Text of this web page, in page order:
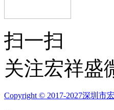
扫一扫
关注宏祥盛
Copyright © 2017-2027深圳市